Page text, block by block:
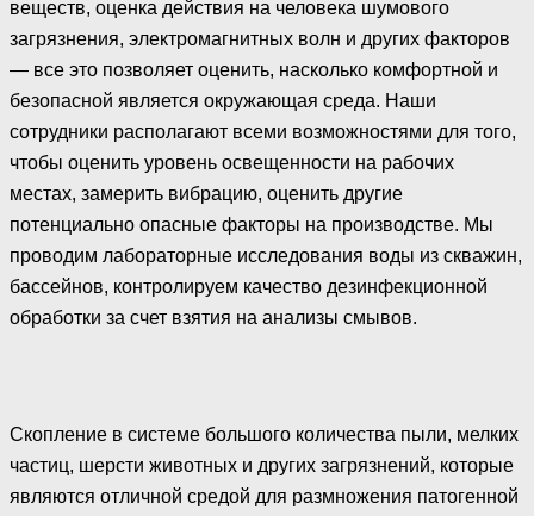
веществ, оценка действия на человека шумового
загрязнения, электромагнитных волн и других факторов
— все это позволяет оценить, насколько комфортной и
безопасной является окружающая среда. Наши
сотрудники располагают всеми возможностями для того,
чтобы оценить уровень освещенности на рабочих
местах, замерить вибрацию, оценить другие
потенциально опасные факторы на производстве. Мы
проводим лабораторные исследования воды из скважин,
бассейнов, контролируем качество дезинфекционной
обработки за счет взятия на анализы смывов.
Скопление в системе большого количества пыли, мелких
частиц, шерсти животных и других загрязнений, которые
являются отличной средой для размножения патогенной